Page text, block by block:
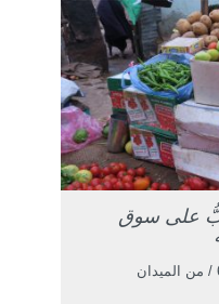
على سوق